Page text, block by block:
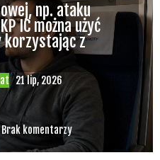
21 lip, 2026
np. ataku
IC można użyć
korzystając z
Brak komentarzy